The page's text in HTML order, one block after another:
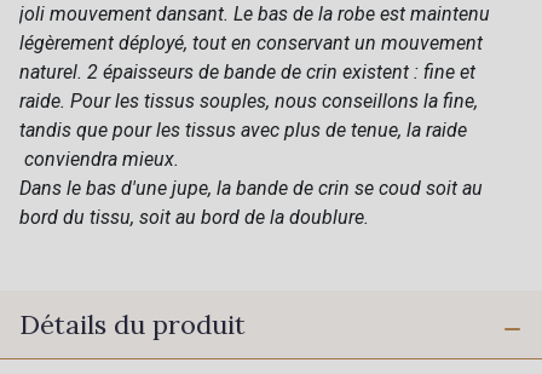
joli mouvement dansant. Le bas de la robe est maintenu
légèrement déployé, tout en conservant un mouvement
naturel. 2 épaisseurs de bande de crin existent : fine et
raide. Pour les tissus souples, nous conseillons la fine,
tandis que pour les tissus avec plus de tenue, la raide
conviendra mieux.
Dans le bas d'une jupe, la bande de crin se coud soit au
bord du tissu, soit au bord de la doublure.
Détails du produit